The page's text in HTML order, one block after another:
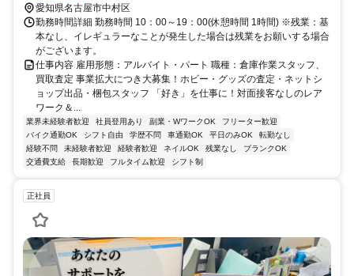
愛知県名古屋市中村区
勤務時間詳細 勤務時間 10：00～19：00(休憩時間 1時間) ※残業：基
本なし、イレギュラーなことが発生した場合は残業をお願いする場合
がございます。
仕事内容 雇用形態：アルバイト・パート 職種：倉庫作業スタッフ、
買取査定 事業拡大につき大募集！ホビー・グッズの査定・ネットシ
ョップ出品・梱包スタッフ 「好き」を仕事に！対面接客なしのレア
ワーク＆...
業界未経験者歓迎 社員登用あり 副業・WワークOK
フリーター歓迎
バイク通勤OK
シフト自由 学歴不問 車通勤OK 平日のみOK
転勤なし
経験不問
未経験者歓迎 経験者歓迎 ネイルOK 残業なし
ブランクOK
交通費支給
長期歓迎 フルタイム歓迎 シフト制
正社員